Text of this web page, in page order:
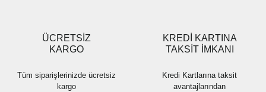
ÜCRETSİZ
KARGO
Tüm siparişlerinizde ücretsiz
kargo
KREDİ KARTINA
TAKSİT İMKANI
Kredi Kartlarına taksit
avantajlarından